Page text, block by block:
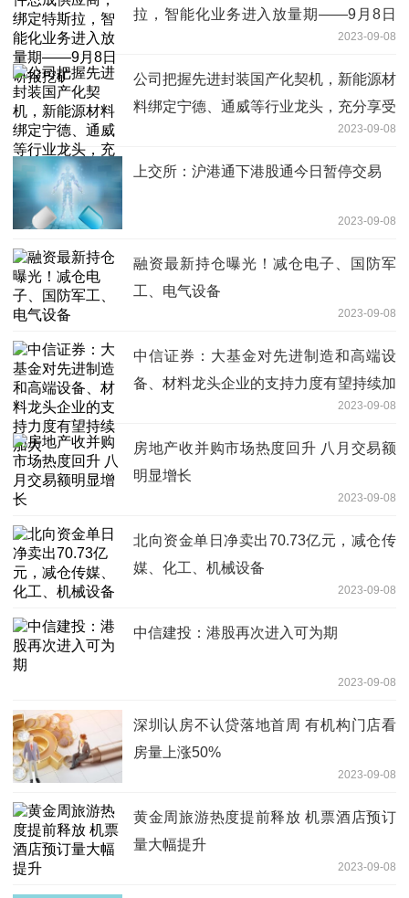
拉，智能化业务进入放量期——9月8日
2023-09-08
公司把握先进封装国产化契机，新能源材
料绑定宁德、通威等行业龙头，充分享受
行业发展红利——9月8日研报挖矿2023-09-08
上交所：沪港通下港股通今日暂停交易
2023-09-08
融资最新持仓曝光！减仓电子、国防军
工、电气设备
2023-09-08
中信证券：大基金对先进制造和高端设
备、材料龙头企业的支持力度有望持续加
2023-09-08
房地产收并购市场热度回升 八月交易额
明显增长
2023-09-08
北向资金单日净卖出70.73亿元，减仓传
媒、化工、机械设备
2023-09-08
中信建投：港股再次进入可为期
2023-09-08
深圳认房不认贷落地首周 有机构门店看
房量上涨50%
2023-09-08
黄金周旅游热度提前释放 机票酒店预订
量大幅提升
2023-09-08